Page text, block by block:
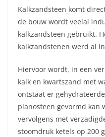
Kalkzandsteen komt
de bouw wordt veelal
kalkzandsteen gebruikt.
kalkzandstenen werd al
Hiervoor wordt, in een
kalk en kwartszand met
ontstaat er
planosteen gevormd kan
vervolgens met
stoomdruk ketels op 200